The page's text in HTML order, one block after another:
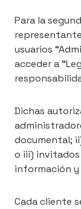
Para la
representante
usuarios
acceder a
Dichas
documental;
o iii)
información
Cada cliente